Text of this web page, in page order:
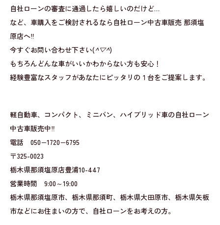
自社ローンの審査に通過したら嬉しいのだけど…
など、車購入をご検討されるなら自社ローン中古車販売 那須塩
原店へ‼
今すぐお問い合わせ下さい(^▽^)
もちろんどんな車がいいかわからない方も安心！
経験豊富なスタッフがあなたにピッタリの１台をご提案します。
軽自動車、コンパクト、ミニバン、ハイブリッド車の自社ローン
中古車販売中‼
電話 050−1720−6795
〒325-0023
栃木県那須塩原店豊浦10-447
営業時間 9:00～19:00
栃木県那須塩原市、栃木県那須町、栃木県大田原市、栃木県矢板
市などにお住まいの方で、自社ローンをお考えの方。